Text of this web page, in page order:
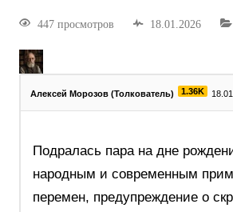
447 просмотров 18.01.2026
Алексей Морозов (Толкователь) 1.36K
Подралась пара на дне
народным и современным
перемен, предупреждение о